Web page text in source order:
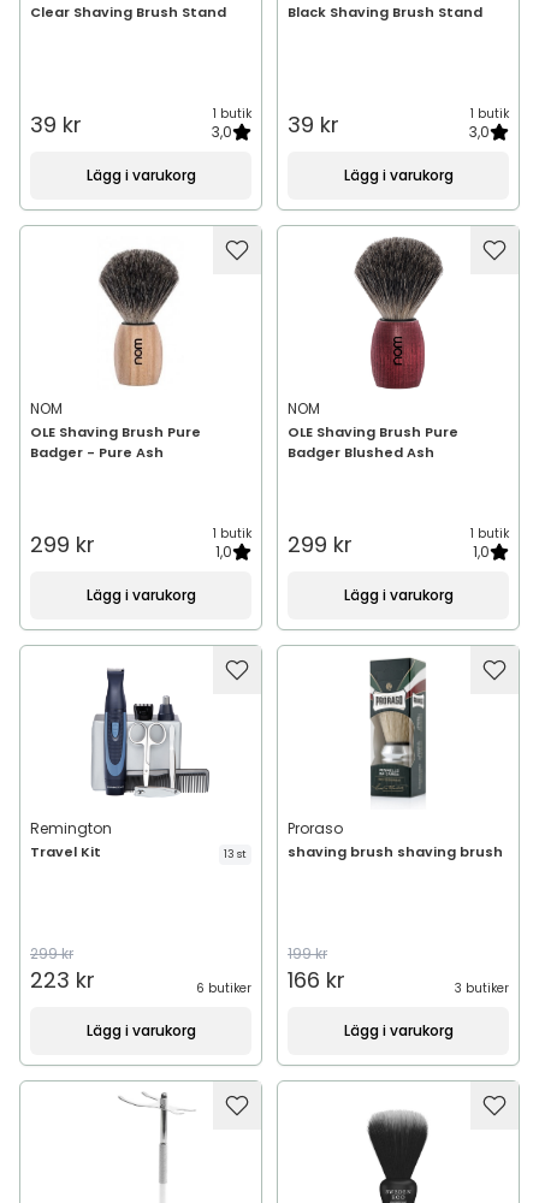
Clear Shaving Brush Stand
39 kr 1 butik
3,0
Lägg i varukorg
Black Shaving Brush Stand
39 kr 1 butik
3,0
Lägg i varukorg
NOM
OLE Shaving Brush Pure
Badger - Pure Ash
299 kr 1 butik
1,0
Lägg i varukorg
NOM
OLE Shaving Brush Pure
Badger Blushed Ash
299 kr 1 butik
1,0
Lägg i varukorg
Remington
Travel Kit 13 st
299 kr
223 kr 6 butiker
Lägg i varukorg
Proraso
shaving brush shaving brush
199 kr
166 kr 3 butiker
Lägg i varukorg